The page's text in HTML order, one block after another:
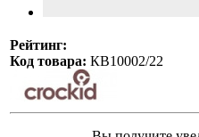
Рейтинг:
Код товара: КВ10002/22